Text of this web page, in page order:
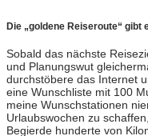
Die „goldene Reiseroute“ gibt
Sobald das nächste
und Planungswut
durchstöbere das Internet
eine Wunschliste mit 100
meine Wunschstationen
Urlaubswochen zu
Begierde hunderte von